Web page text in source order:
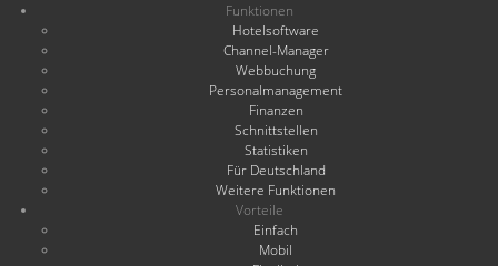
Funktionen
Hotelsoftware
Channel-Manager
Webbuchung
Personalmanagement
Finanzen
Schnittstellen
Statistiken
Für Deutschland
Weitere Funktionen
Vorteile
Einfach
Mobil